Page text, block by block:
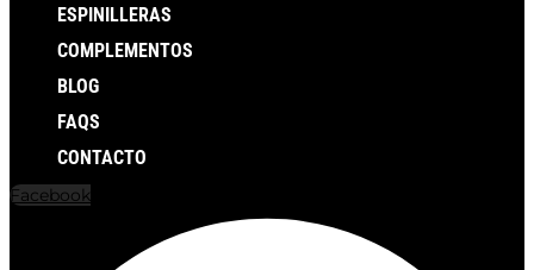
ESPINILLERAS
COMPLEMENTOS
BLOG
FAQS
CONTACTO
Facebook